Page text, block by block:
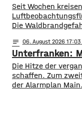
​​Seit Wochen
Die
finden deshalb am
Die Flugzeuge
Brandherden. ​Die
in den Wäldern,
notes 06. August 2026 17:03
Unterfranken:
Die Hitze der
schaffen. Zum
der Alarmplan